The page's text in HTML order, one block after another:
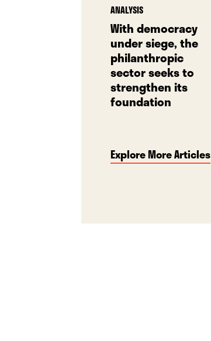
ANALYSIS
With democracy
under siege, the
philanthropic
sector seeks to
strengthen its
foundation
Explore More Articles